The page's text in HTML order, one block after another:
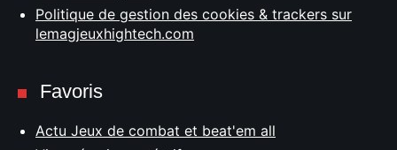
Politique de gestion des cookies & trackers sur
lemagjeuxhightech.com
Favoris
Actu Jeux de combat et beat'em all